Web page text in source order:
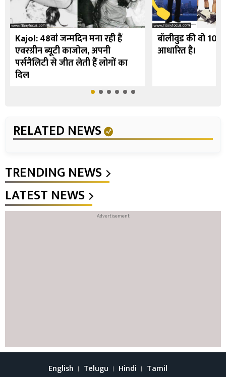
Kajol: 48वां जन्मदिन मना रही हैं
एवरग्रीन ब्यूटी काजोल, अपनी
पर्सनैलिटी से जीत लेती हैं लोगों का
दिल
बॉलीवुड की वो 10
आधारित है।
RELATED NEWS
TRENDING NEWS
LATEST NEWS
English Telugu Hindi Tamil